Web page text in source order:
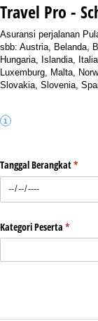
Travel Pro -
Asuransi perjalanan
sbb: Austria, Belanda,
Hungaria, Islandia,
Luxemburg, Malta,
Slovakia, Slovenia,
Tanggal Berangkat*
Kategori Peserta *
(required)